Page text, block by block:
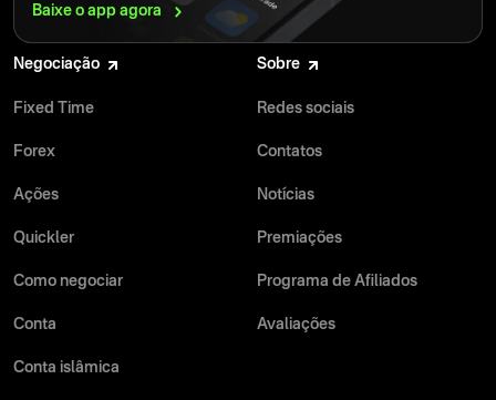
Baixe o app agora
Negociação
Fixed Time
Forex
Ações
Quickler
Como negociar
Conta
Conta islâmica
Sobre
Redes sociais
Contatos
Notícias
Premiações
Programa de Afiliados
Avaliações